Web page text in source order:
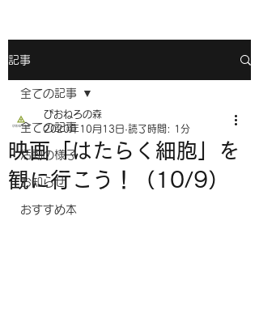
記事
全ての記事
活動の様子
お知らせ
おすすめ本
全ての記事
映画「はたらく細胞」を
観に行こう！（10/9）
ぴおねろの森
2020年10月13日 読了時間: 1分